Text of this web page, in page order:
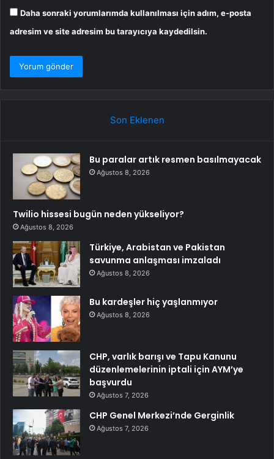
Daha sonraki yorumlarımda kullanılması için adım, e-posta
adresim ve site adresim bu tarayıcıya kaydedilsin.
Son Eklenen
Bu paralar artık resmen basılmayacak
Ağustos 8, 2026
Twilio hissesi bugün neden yükseliyor?
Ağustos 8, 2026
Türkiye, Arabistan ve Pakistan
savunma anlaşması imzaladı
Ağustos 8, 2026
Bu kardeşler hiç yaşlanmıyor
Ağustos 8, 2026
CHP, varlık barışı ve Tapu Kanunu
düzenlemelerinin iptali için AYM’ye
başvurdu
Ağustos 7, 2026
CHP Genel Merkezi’nde Gerginlik
Ağustos 7, 2026